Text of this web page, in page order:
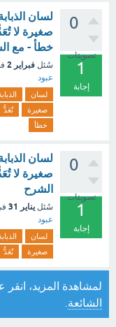
0
تصويتات
1
إجابة
لسان
صغيرة لا
خطأ - مع
سُئل فبراير 2
عبود
لسان
صغيرة
تُعَدُّ
خطأ
0
تصويتات
1
إجابة
لسان
صغيرة لا
الشرح
سُئل يناير 31
عبود
لسان
صغيرة
تُعَدُّ
لمشاهدة المزيد، انقر
الشائعة